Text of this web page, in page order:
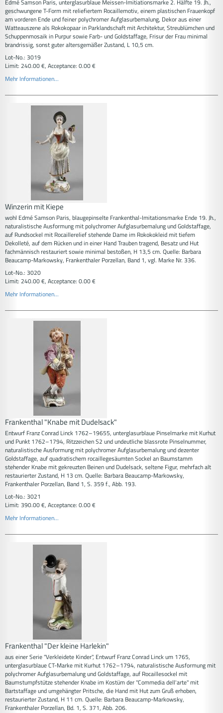
Edmé Samson Paris, unterglasurblaue Meissen-Imitiationsmarke 2. Hälfte 19. Jh.,
geschwungene T-Form mit reliefiertem Rocaillemotiv, einem plastischen Frauenkopf
am vorderen Ende und feiner polychromer Aufglasurbemalung, Dekor aus einer
Watteauszene als Rokokopaar in Parklandschaft mit Architektur, Streublümchen und
Schuppenmosaik in Purpur sowie Farb- und Goldstaffage, Frisur der Frau minimal
brandrissig, sonst guter altersgemäßer Zustand, L 10,5 cm.
Lot-No.: 3019
Limit: 240.00 €, Acceptance: 0.00 €
Mehr Informationen...
Winzerin mit Kiepe
wohl Edmé Samson Paris, blaugepinselte Frankenthal-Imitationsmarke Ende 19. Jh.,
naturalistische Ausformung mit polychromer Aufglasurbemalung und Goldstaffage,
auf Rundsockel mit Rocaillerelief stehende Dame im Rokokokleid mit tiefem
Dekolleté, auf dem Rücken und in einer Hand Trauben tragend, Besatz und Hut
fachmännisch restauriert sowie minimal bestoßen, H 13,5 cm. Quelle: Barbara
Beaucamp-Markowsky, Frankenthaler Porzellan, Band 1, vgl. Marke Nr. 336.
Lot-No.: 3020
Limit: 240.00 €, Acceptance: 0.00 €
Mehr Informationen...
Frankenthal "Knabe mit Dudelsack"
Entwurf Franz Conrad Linck 1762–19655, unterglasurblaue Pinselmarke mit Kurhut
und Punkt 1762–1794, Ritzzeichen S2 und undeutliche blassrote Pinselnummer,
naturalistische Ausformung mit polychromer Aufglasurbemalung und dezenter
Goldstaffage, auf quadratischem rocaillegesäumten Sockel an Baumstamm
stehender Knabe mit gekreuzten Beinen und Dudelsack, seltene Figur, mehrfach alt
restaurierter Zustand, H 13 cm. Quelle: Barbara Beaucamp-Markowsky,
Frankenthaler Porzellan, Band 1, S. 359 f., Abb. 193.
Lot-No.: 3021
Limit: 390.00 €, Acceptance: 0.00 €
Mehr Informationen...
Frankenthal "Der kleine Harlekin"
aus einer Serie "Verkleidete Kinder", Entwurf Franz Conrad Linck um 1765,
unterglasurblaue CT-Marke mit Kurhut 1762–1794, naturalistische Ausformung mit
polychromer Aufglasurbemalung und Goldstaffage, auf Rocaillesockel mit
Baumstumpfstütze stehender Knabe im Kostüm der "Commedia dell'arte" mit
Bartstaffage und umgehängter Pritsche, die Hand mit Hut zum Gruß erhoben,
restaurierter Zustand, H 11 cm. Quelle: Barbara Beaucamp-Markowsky,
Frankenthaler Porzellan, Bd. 1, S. 371, Abb. 206.